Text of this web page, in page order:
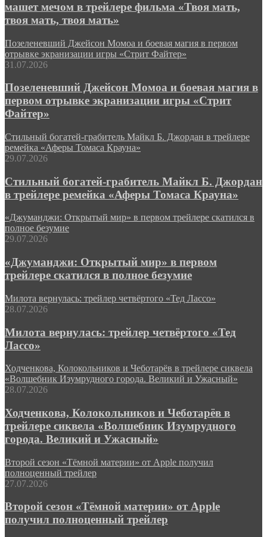
машет мечом в трейлере фильма «Твоя мать,
твоя мать, твоя мать»
Позеленевший Джейсон Момоа и боевая магия в первом
отрывке экранизации игры «Стрит Файтер»
31.07.2026
Позеленевший Джейсон Момоа и боевая магия в
первом отрывке экранизации игры «Стрит
Файтер»
Стильный богатей-грабитель Майкл Б. Джордан в трейлере
ремейка «Аферы Томаса Крауна»
29.07.2026
Стильный богатей-грабитель Майкл Б. Джордан
в трейлере ремейка «Аферы Томаса Крауна»
«Джуманджи: Открытый мир» в первом трейлере скатился в
полное безумие
29.07.2026
«Джуманджи: Открытый мир» в первом
трейлере скатился в полное безумие
Милота вернулась: трейлер четвёртого «Тед Лассо»
28.07.2026
Милота вернулась: трейлер четвёртого «Тед
Лассо»
Ходченкова, Колокольников и Чеботарёв в трейлере сиквела
«Волшебник Изумрудного города. Великий и Ужасный»
28.07.2026
Ходченкова, Колокольников и Чеботарёв в
трейлере сиквела «Волшебник Изумрудного
города. Великий и Ужасный»
Второй сезон «Тёмной материи» от Apple получил
полноценный трейлер
27.07.2026
Второй сезон «Тёмной материи» от Apple
получил полноценный трейлер